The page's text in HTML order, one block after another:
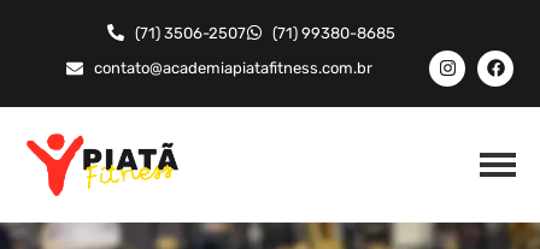
(71) 3506-2507
(71) 99380-8685
contato@academiapiatafitness.com.br